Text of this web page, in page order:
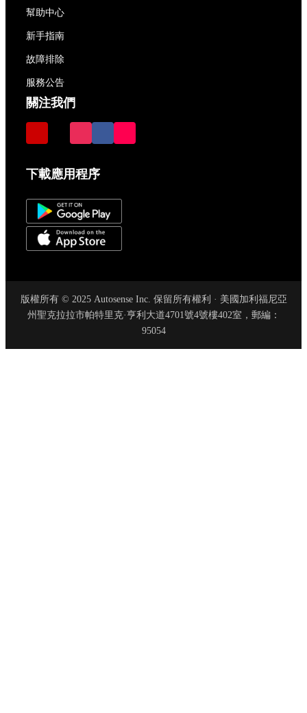
幫助中心
新手指南
故障排除
服務公告
關注我們
下載應用程序
版權所有 © 2025 Autosense Inc. 保留所有權利 · 美國加利福尼亞
州聖克拉拉市帕特里克·亨利大道4701號4號樓402室，郵編：
95054